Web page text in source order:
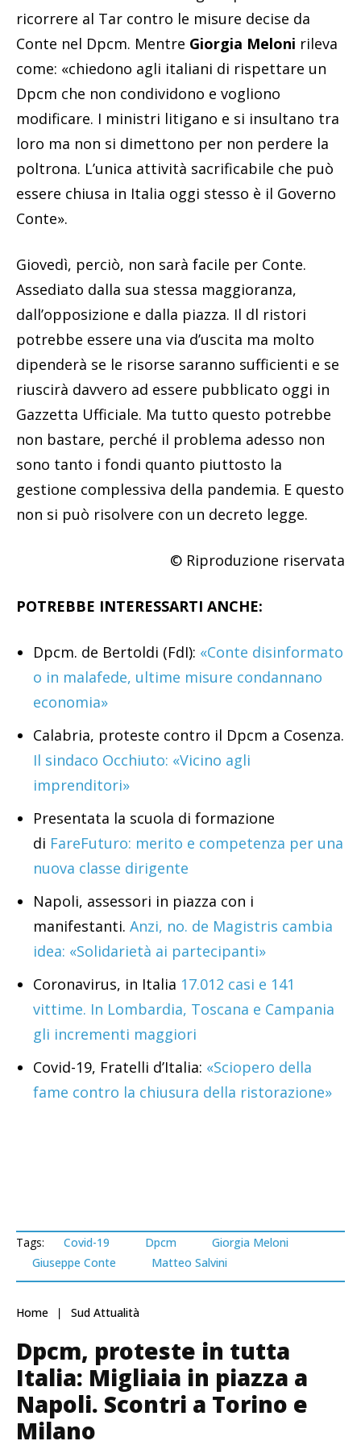
ricorrere al Tar contro le misure decise da
Conte nel Dpcm. Mentre Giorgia Meloni rileva
come: «chiedono agli italiani di rispettare un
Dpcm che non condividono e vogliono
modificare. I ministri litigano e si insultano tra
loro ma non si dimettono per non perdere la
poltrona. L’unica attività sacrificabile che può
essere chiusa in Italia oggi stesso è il Governo
Conte».
Giovedì, perciò, non sarà facile per Conte.
Assediato dalla sua stessa maggioranza,
dall’opposizione e dalla piazza. Il dl ristori
potrebbe essere una via d’uscita ma molto
dipenderà se le risorse saranno sufficienti e se
riuscirà davvero ad essere pubblicato oggi in
Gazzetta Ufficiale. Ma tutto questo potrebbe
non bastare, perché il problema adesso non
sono tanto i fondi quanto piuttosto la
gestione complessiva della pandemia. E questo
non si può risolvere con un decreto legge.
© Riproduzione riservata
POTREBBE INTERESSARTI ANCHE:
Dpcm. de Bertoldi (FdI): «Conte disinformato
o in malafede, ultime misure condannano
economia»
Calabria, proteste contro il Dpcm a Cosenza.
Il sindaco Occhiuto: «Vicino agli
imprenditori»
Presentata la scuola di formazione
di FareFuturo: merito e competenza per una
nuova classe dirigente
Napoli, assessori in piazza con i
manifestanti. Anzi, no. de Magistris cambia
idea: «Solidarietà ai partecipanti»
Coronavirus, in Italia 17.012 casi e 141
vittime. In Lombardia, Toscana e Campania
gli incrementi maggiori
Covid-19, Fratelli d’Italia: «Sciopero della
fame contro la chiusura della ristorazione»
Tags: Covid-19 Dpcm
Giorgia Meloni
Giuseppe Conte
Matteo Salvini
Home Sud Attualità
Dpcm, proteste in tutta
Italia: Migliaia in piazza a
Napoli. Scontri a Torino e
Milano